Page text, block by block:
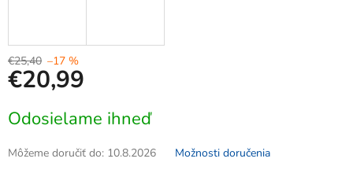
€25,40 –17 %
€20,99
cena:
Odosielame ihneď
Môžeme doručiť do: 10.8.2026 Možnosti doručenia